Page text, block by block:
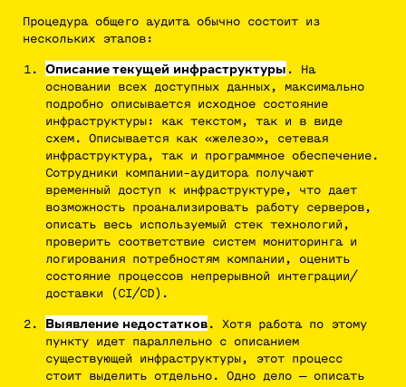
Процедура общего аудита обычно состоит из
нескольких этапов:
Описание текущей инфраструктуры . На
основании всех доступных данных, максимально
подробно описывается исходное состояние
инфраструктуры: как текстом, так и в виде
схем. Описывается как «железо», сетевая
инфраструктура, так и программное обеспечение.
Сотрудники компании-аудитора получают
временный доступ к инфраструктуре, что дает
возможность проанализировать работу серверов,
описать весь используемый стек технологий,
проверить соответствие систем мониторинга и
логирования потребностям компании, оценить
состояние процессов непрерывной интеграции/
доставки (CI/CD).
Выявление недостатков. Хотя работа по этому
пункту идет параллельно с описанием
существующей инфраструктуры, этот процесс
стоит выделить отдельно. Одно дело — описать